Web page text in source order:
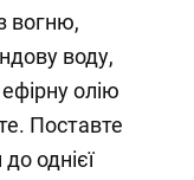
вогню,
воду,
олію
Поставте
однієї